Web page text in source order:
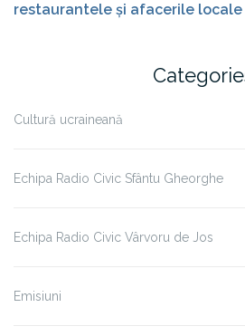
restaurantele și afacerile locale
Cultură ucraineană
Echipa Radio Civic Sfântu Gheorghe
Echipa Radio Civic Vârvoru de Jos
Emisiuni